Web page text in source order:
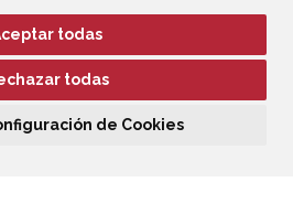
de la web y sus servicios.
botón“Aceptar todas”
su uso. Si pulsa el botón
las cookies técnicas
todas
todas
de Cookies